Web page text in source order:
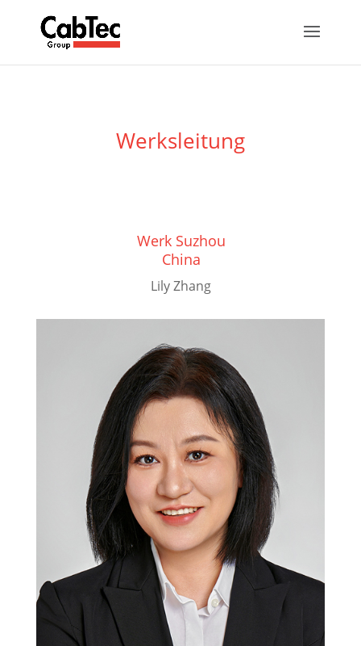
Werksleitung
Werk Suzhou
China
Lily Zhang